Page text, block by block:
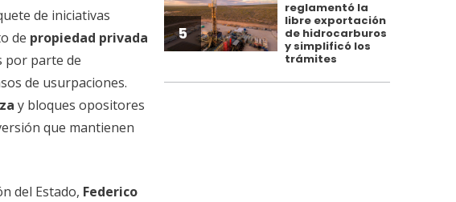
de iniciativas
de propiedad privada
por parte de
de usurpaciones.
y bloques opositores
que mantienen
del Estado, Federico
5
reglamentó la
libre exportación
de hidrocarburos
y simplificó los
trámites